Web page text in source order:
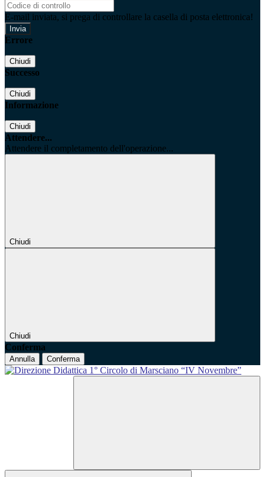
E-mail inviata, si prega di controllare la casella di posta elettronica!
Errore
Chiudi
Successo
Chiudi
Informazione
Chiudi
Attendere...
Attendere il completamento dell'operazione...
Chiudi
Chiudi
Conferma
Annulla Conferma